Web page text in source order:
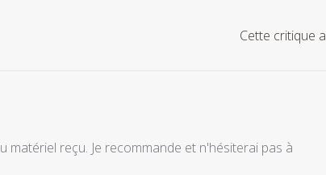
Cette critique
matériel reçu. Je recommande et n'hésiterai pas à